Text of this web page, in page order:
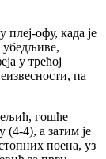
офу, када је
убедљиве,
у трећој
па
гошће
(4-4), а затим је
поена, уз